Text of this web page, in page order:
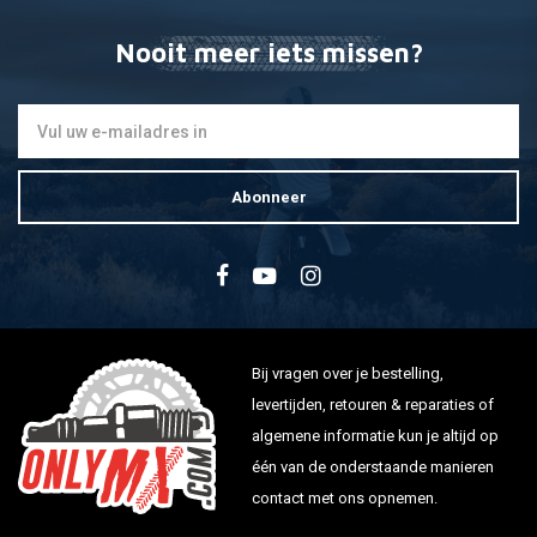
450 SMR1st Filter 05-07
450 XC / XC-W1st Filter 07
450 XC1st Filter 08
520 SX / MXC / EXC1st Filter 99
520 SX / MXC / EXC1st Filter 00
520 SX / MXC / EXC (1 Hole Air Filter)1st Filter 01-02
520 SX / MXC / EXC (3 Hole Air Filter)1st Filter 01-02
525 SX / MXC / EXC (1 Hole Air Filter)1st Filter 03
525 SMR1st Filter 04-06
540 SXS1st Filter
560 SMR1st Filter 07
620 EXE1st Filter
620 EXE Super Competition1st Filter
620 EGS1st Filter
620 Duke1st Filter
Nooit meer iets missen?
Abonneer
Bij vragen over je bestelling,
levertijden, retouren & reparaties of
algemene informatie kun je altijd op
één van de onderstaande manieren
contact met ons opnemen.